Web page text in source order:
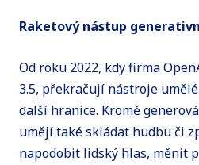
Raketový nástup
Od roku 2022, kdy firma
3.5, překračují nástroje
další hranice. Kromě
umějí také skládat hudbu či
napodobit lidský hlas, měnit